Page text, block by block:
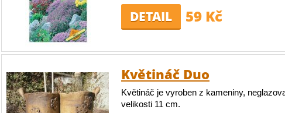
DETAIL 59 Kč
Květináč Duo
Květináč je vyroben z kameniny,
velikosti 11 cm.